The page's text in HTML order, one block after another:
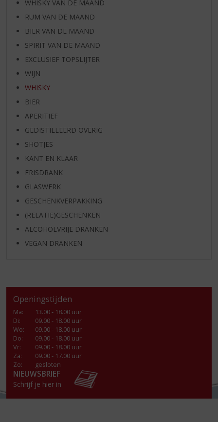
WHISKY VAN DE MAAND
RUM VAN DE MAAND
BIER VAN DE MAAND
SPIRIT VAN DE MAAND
EXCLUSIEF TOPSLIJTER
WIJN
WHISKY
BIER
APERITIEF
GEDISTILLEERD OVERIG
SHOTJES
KANT EN KLAAR
FRISDRANK
GLASWERK
GESCHENKVERPAKKING
(RELATIE)GESCHENKEN
ALCOHOLVRIJE DRANKEN
VEGAN DRANKEN
Openingstijden
Ma:
13.00 - 18.00 uur
Di:
09.00 - 18.00 uur
Wo:
09.00 - 18.00 uur
Do:
09.00 - 18.00 uur
Vr:
09.00 - 18.00 uur
Za:
09.00 - 17.00 uur
Zo:
gesloten
NIEUWSBRIEF
Schrijf je hier in